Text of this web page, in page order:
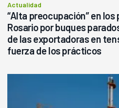
Actualidad
“Alta preocupación” en los
Rosario por buques
de las exportadoras en
fuerza de los prácticos